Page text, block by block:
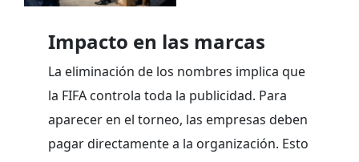
Impacto en las marcas
La eliminación de los nombres implica que
la FIFA controla toda la publicidad. Para
aparecer en el torneo, las empresas deben
pagar directamente a la organización. Esto